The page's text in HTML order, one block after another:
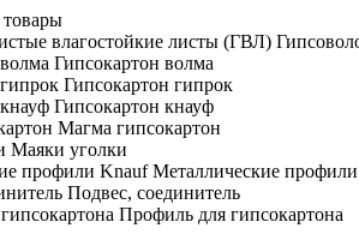
товары
Гипсокартон волма
Гипсокартон гипрок
Гипсокартон кнауф
Магма гипсокартон
Маяки уголки
Металлические
Подвес, соединитель
Профиль для гипсокартона